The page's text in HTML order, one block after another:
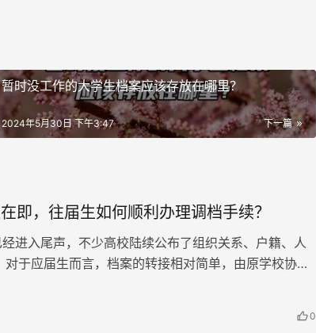
暂时没工作的大学生档案应该存放在哪里？
下一篇
2024年5月30日 下午3:47
即，往届生如何顺利办理调档手续？
进入尾声，不少高校陆续公布了组织关系、户籍、人
于应届生而言，档案的转接相对简单，由原学校协助
0